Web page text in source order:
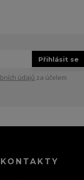
Přihlásit se
údajů za účelem
KONTAKTY